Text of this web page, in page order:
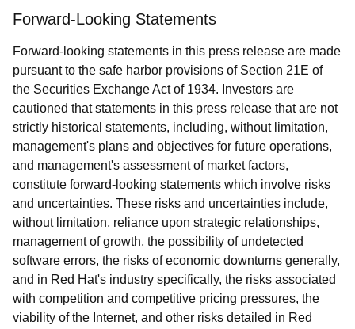
Forward-Looking Statements
Forward-looking statements in this press release are made
pursuant to the safe harbor provisions of Section 21E of
the Securities Exchange Act of 1934. Investors are
cautioned that statements in this press release that are not
strictly historical statements, including, without limitation,
management's plans and objectives for future operations,
and management's assessment of market factors,
constitute forward-looking statements which involve risks
and uncertainties. These risks and uncertainties include,
without limitation, reliance upon strategic relationships,
management of growth, the possibility of undetected
software errors, the risks of economic downturns generally,
and in Red Hat's industry specifically, the risks associated
with competition and competitive pricing pressures, the
viability of the Internet, and other risks detailed in Red